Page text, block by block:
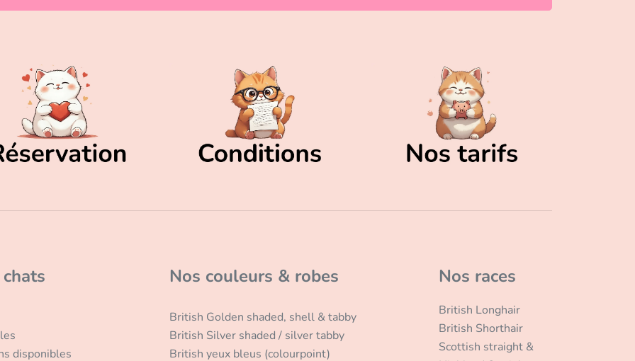
disponibles
Nos couleurs & robes
British Golden shaded, shell & tabby
British Silver shaded / silver tabby
British yeux bleus (colourpoint)
Nos races
British Longhair
British Shorthair
Scottish straight &